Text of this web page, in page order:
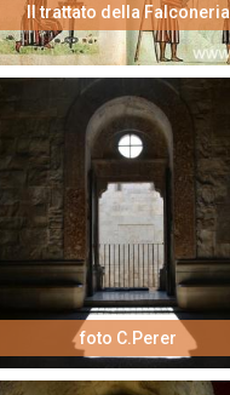
Il trattato della Falconeria
foto C.Perer